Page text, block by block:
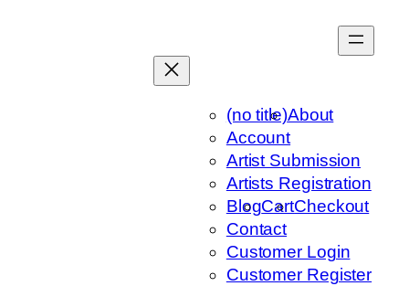
(no title)About
Account
Artist Submission
Artists Registration
BlogCartCheckout
Contact
Customer Login
Customer Register